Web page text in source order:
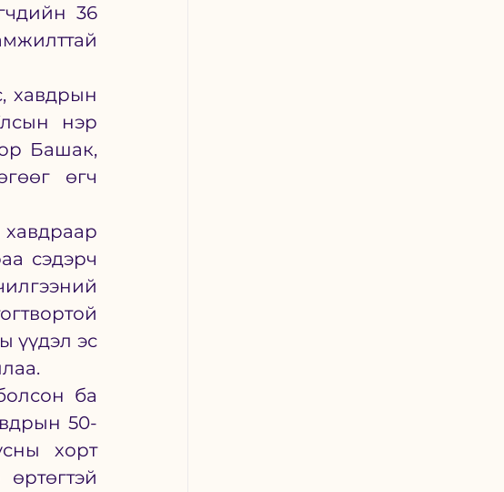
36
хавдрын
нэр
Башак,
өгч
хавдраар
сэдэрч
үүдэл эс
ба
50-
хорт